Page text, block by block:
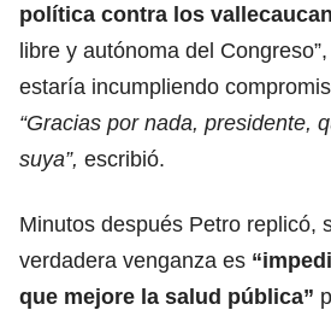
política contra los
libre y autónoma del
estaría incumpliendo
“Gracias por nada, presidente,
suya”, escribió.
Minutos después Petro replicó,
verdadera venganza es
que mejore la salud pública”